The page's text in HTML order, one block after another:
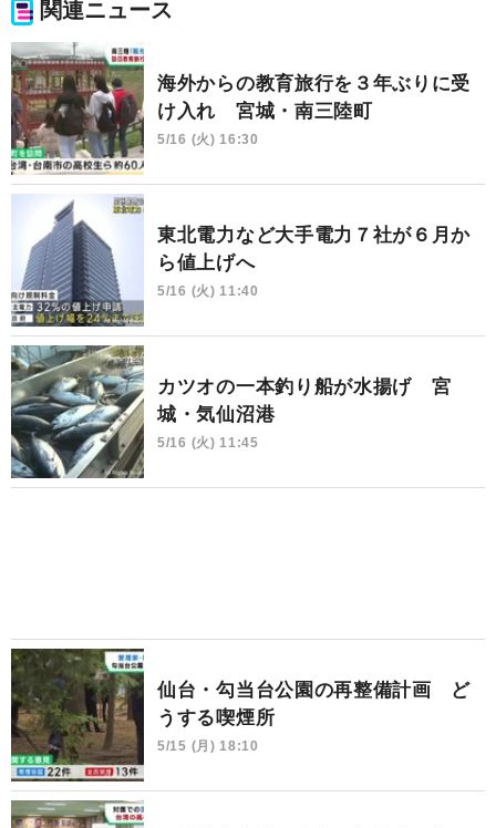
関連ニュース
海外からの教育旅行を３年ぶりに受
け入れ 宮城・南三陸町
5/16 (火) 16:30
東北電力など大手電力７社が６月か
ら値上げへ
5/16 (火) 11:40
カツオの一本釣り船が水揚げ 宮
城・気仙沼港
5/16 (火) 11:45
仙台・勾当台公園の再整備計画 ど
うする喫煙所
5/15 (月) 18:10